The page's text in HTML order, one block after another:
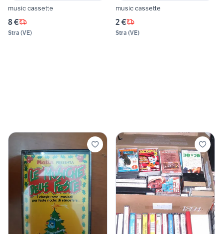
music cassette
8 €
Stra (VE)
music cassette
2 €
Stra (VE)